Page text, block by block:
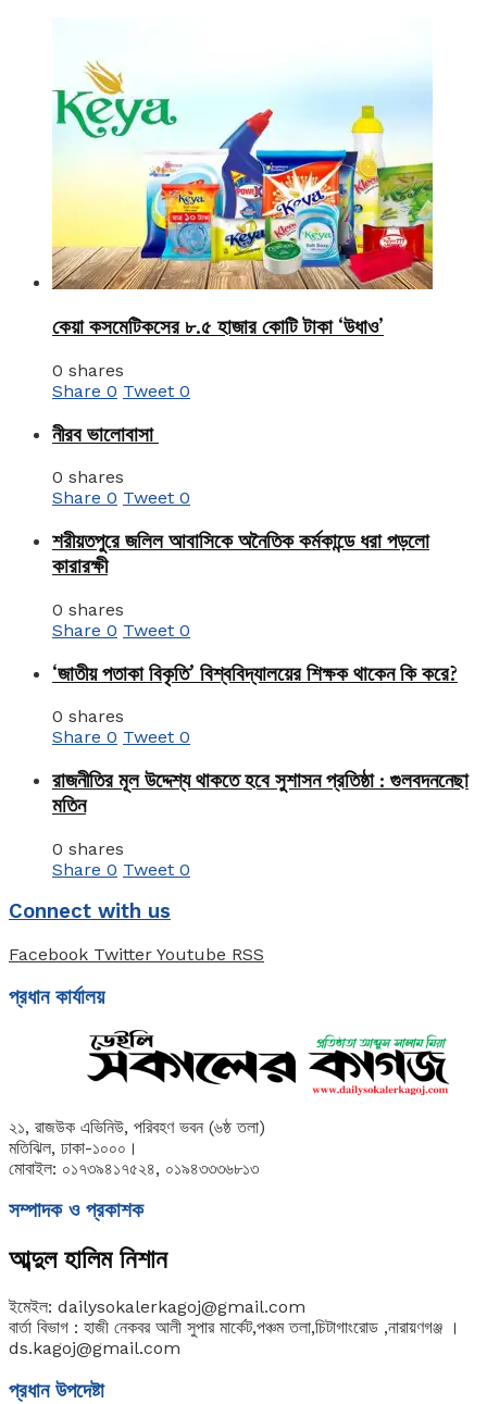
কেয়া কসমেটিকসের ৮.৫ হাজার কোটি টাকা ‘উধাও’
0 shares
Share 0 Tweet 0
নীরব ভালোবাসা
0 shares
Share 0 Tweet 0
শরীয়তপুরে জলিল আবাসিকে অনৈতিক কর্মকান্ডে ধরা পড়লো
কারারক্ষী
0 shares
Share 0 Tweet 0
‘জাতীয় পতাকা বিকৃতি’ বিশ্ববিদ্যালয়ের শিক্ষক থাকেন কি করে?
0 shares
Share 0 Tweet 0
রাজনীতির মূল উদ্দেশ্য থাকতে হবে সুশাসন প্রতিষ্ঠা : গুলবদননেছা
মতিন
0 shares
Share 0 Tweet 0
Connect with us
Facebook Twitter Youtube RSS
প্রধান কার্যালয়
২১, রাজউক এভিনিউ, পরিবহণ ভবন (৬ষ্ঠ তলা)
মতিঝিল, ঢাকা-১০০০।
মোবাইল: ০১৭৩৯৪১৭৫২৪, ০১৯৪৩৩৩৬৮১৩
সম্পাদক ও প্রকাশক
আব্দুল হালিম নিশান
ইমেইল: dailysokalerkagoj@gmail.com
বার্তা বিভাগ : হাজী নেকবর আলী সুপার মার্কেট,পঞ্চম তলা,চিটাগাংরোড ,নারায়ণগঞ্জ ।
ds.kagoj@gmail.com
প্রধান উপদেষ্টা